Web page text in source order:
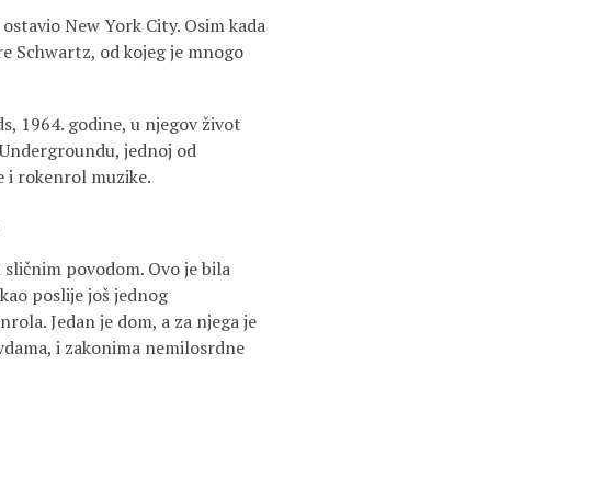
New York City. Osim kada
Schwartz, od kojeg je mnogo
1964. godine, u njegov život
jednoj od
i rokenrol muzike.
povodom. Ovo je bila
poslije još jednog
Jedan je dom, a za njega je
i zakonima nemilosrdne